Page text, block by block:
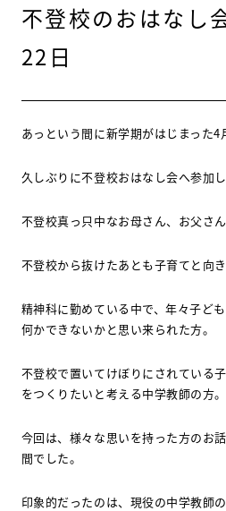
不登校のおはな
22日
あっという間に新学期がはじまった4
久しぶりに不登校おはなし会へ参加し
不登校真っ只中なお母さん、お父さん
不登校から抜けたあとも子育てと向
精神科に勤めている中で、年々子ど
何かできないかと思い来られた方。
不登校で置いてけぼりにされている
をつくりたいと考える中学教師の方。
今回は、様々な思いを持った方のお
間でした。
印象的だったのは、現役の中学教師